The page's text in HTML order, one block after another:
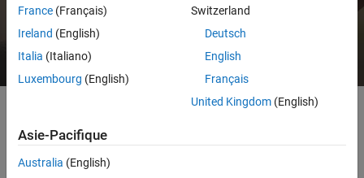
Introduction à MATLAB Mobile
France (Français)
Ireland (English)
Italia (Italiano)
Luxembourg (English)
Switzerland
Deutsch
English
Français
United Kingdom(English)
Asie-Pacifique
Australia (English)